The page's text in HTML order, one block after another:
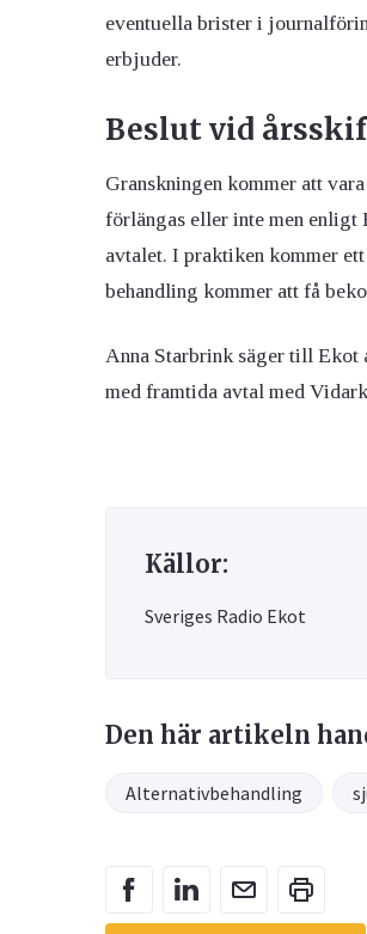
eventuella brister i
erbjuder.
Beslut vid
Granskningen kommer att
förlängas eller inte men enligt
avtalet. I praktiken kommer
behandling kommer att få
Anna Starbrink säger till Ekot
med framtida avtal med
Källor:
Sveriges Radio Ekot
Den här artikeln
Alternativbehandling